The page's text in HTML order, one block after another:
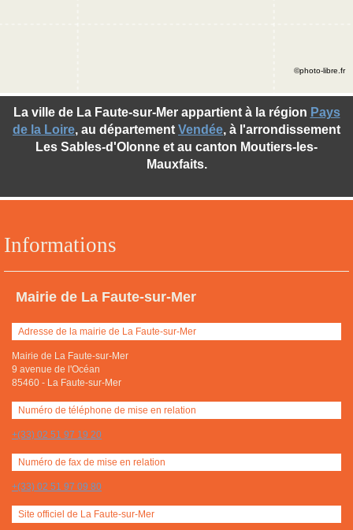
Informations
Mairie de La Faute-sur-Mer
Adresse de la mairie de La Faute-sur-Mer
Mairie de La Faute-sur-Mer
9 avenue de l'Océan
85460 - La Faute-sur-Mer
Numéro de téléphone de mise en relation
+(33) 02 51 97 19 20
Numéro de fax de mise en relation
+(33) 02 51 97 09 80
Site officiel de La Faute-sur-Mer
La ville de La Faute-sur-Mer appartient à la région Pays
de la Loire, au département Vendée, à l'arrondissement
Les Sables-d'Olonne et au canton Moutiers-les-
Mauxfaits.
©photo-libre.fr